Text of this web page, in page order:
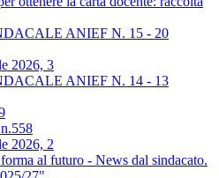
ANIEF N. 15 - 20
2026, 3
ANIEF N. 14 - 13
2026, 2
al futuro - News dal sindacato.